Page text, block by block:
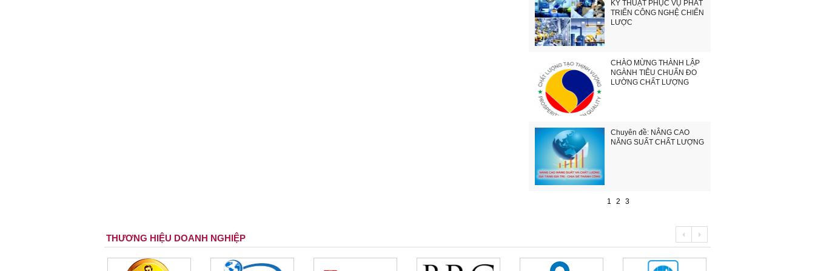
KỸ THUẬT PHỤC VỤ PHÁT
TRIỂN CÔNG NGHỆ CHIẾN
LƯỢC
CHÀO MỪNG THÀNH LẬP
NGÀNH TIÊU CHUẨN ĐO
LƯỜNG CHẤT LƯỢNG
Chuyên đề: NÂNG CAO
NĂNG SUẤT CHẤT LƯỢNG
1 2 3
THƯƠNG HIỆU DOANH NGHIỆP